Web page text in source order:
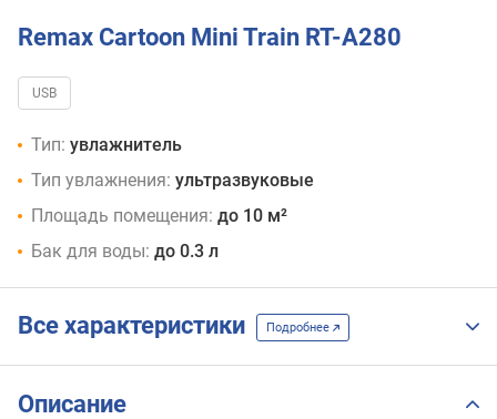
Remax Cartoon Mini Train RT-A280
USB
Тип: увлажнитель
Тип увлажнения: ультразвуковые
Площадь помещения: до 10 м²
Бак для воды: до 0.3 л
Все характеристики Подробнее
Описание